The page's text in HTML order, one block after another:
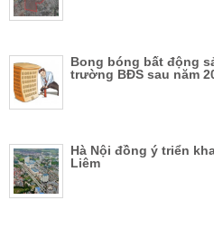
Bong bóng bất động
trường BĐS sau năm
Hà Nội đồng ý triển
Liêm